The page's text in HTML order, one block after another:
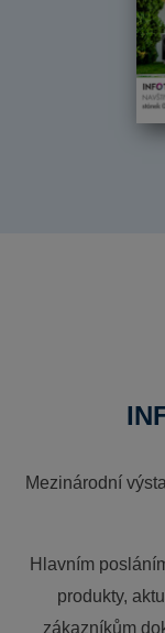
Mezinárodní
Hlavním
produkty,
zákazníkům